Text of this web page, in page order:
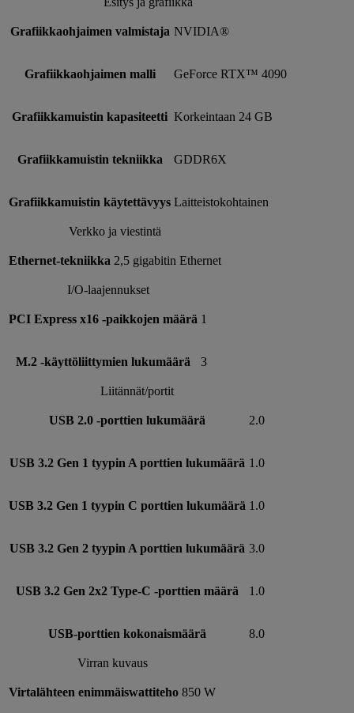
Grafiikkaohjaimen valmistaja NVIDIA®
Grafiikkaohjaimen malli GeForce RTX™ 4090
Grafiikkamuistin kapasiteetti Korkeintaan 24 GB
Grafiikkamuistin tekniikka GDDR6X
Grafiikkamuistin käytettävyys Laitteistokohtainen
Verkko ja viestintä
Ethernet-tekniikka 2,5 gigabitin Ethernet
I/O-laajennukset
PCI Express x16 -paikkojen määrä 1
M.2 -käyttöliittymien lukumäärä 3
Liitännät/portit
USB 2.0 -porttien lukumäärä 2.0
USB 3.2 Gen 1 tyypin A porttien lukumäärä 1.0
USB 3.2 Gen 1 tyypin C porttien lukumäärä 1.0
USB 3.2 Gen 2 tyypin A porttien lukumäärä 3.0
USB 3.2 Gen 2x2 Type-C -porttien määrä 1.0
USB-porttien kokonaismäärä 8.0
Virran kuvaus
Virtalähteen enimmäiswattiteho 850 W